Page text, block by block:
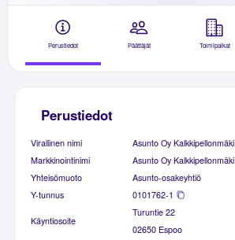
Perustiedot Päättäjät Toimipaikat
Perustiedot
Virallinen nimi
Asunto Oy Kalkkipellonmäki
Markkinointinimi
Asunto Oy Kalkkipellonmäki
Yhteisömuoto
Asunto-osakeyhtiö
Y-tunnus
0101762-1
Käyntiosoite
Turuntie 22
02650 Espoo